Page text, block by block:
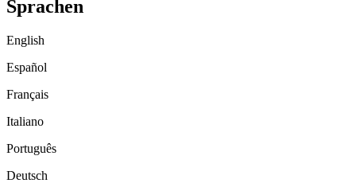
Sprachen
English
Español
Français
Italiano
Português
Deutsch